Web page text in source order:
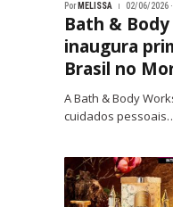
Por MELISSA 02/06/2026
Bath &
inaugura
Brasil no
A Bath & Body
cuidados